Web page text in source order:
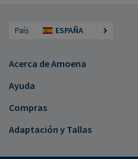
País ESPAÑA
Acerca de Amoena
Ayuda
Compras
Adaptación y Tallas